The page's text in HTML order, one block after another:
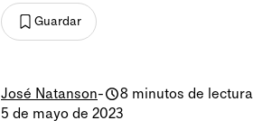
Guardar
José Natanson-
8 minutos de lectura
5 de mayo de 2023